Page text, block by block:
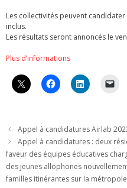
Les collectivités peuvent candidater
inclus.
Les résultats seront annoncés le
Plus d’informations
Appel à candidatures Airlab
Appel à candidatures : deux
faveur des équipes éducatives
des jeunes allophones
familles itinérantes sur la